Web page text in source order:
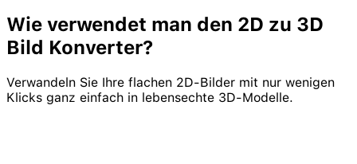
Wie verwendet man den 2D zu 3D
Bild Konverter?
Verwandeln Sie Ihre flachen 2D-Bilder mit nur wenigen
Klicks ganz einfach in lebensechte 3D-Modelle.